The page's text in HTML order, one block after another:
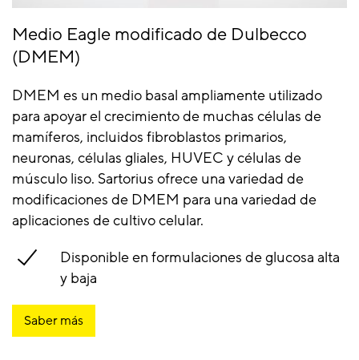
Medio Eagle modificado de Dulbecco
(DMEM)
DMEM es un medio basal ampliamente utilizado
para apoyar el crecimiento de muchas células de
mamíferos, incluidos fibroblastos primarios,
neuronas, células gliales, HUVEC y células de
músculo liso. Sartorius ofrece una variedad de
modificaciones de DMEM para una variedad de
aplicaciones de cultivo celular.
Disponible en formulaciones de glucosa alta
y baja
Saber más